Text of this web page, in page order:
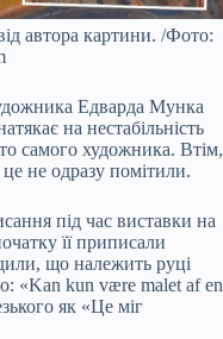
автора картини. /Фото:
Едварда Мунка
на нестабільність
самого художника. Втім,
не одразу помітили.
під час виставки на
її приписали
що належить руці
«Kan kun være malet af en
як «Це міг